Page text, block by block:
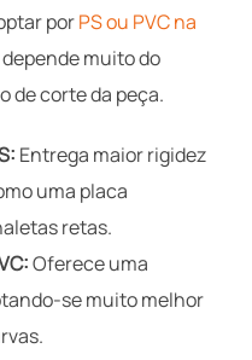
porPS ou PVC na
depende muito do
de corte da peça.
Entrega maior rigidez
uma placa
retas.
Oferece uma
se muito melhor